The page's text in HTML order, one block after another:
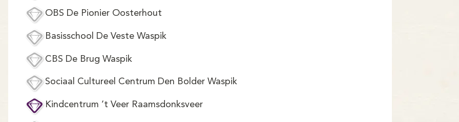
OBS De Pionier Oosterhout
Basisschool De Veste Waspik
CBS De Brug Waspik
Sociaal Cultureel Centrum Den Bolder Waspik
Kindcentrum ’t Veer Raamsdonksveer